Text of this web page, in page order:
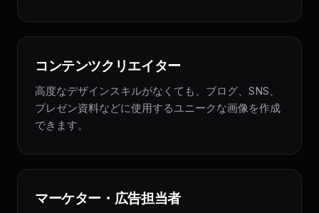
コンテンツクリエイター
高度なデザインスキルがなくても、ブログ、SNS、
プレゼン資料などに使用するユニークな画像を作成
できます。
マーケター・広告担当者